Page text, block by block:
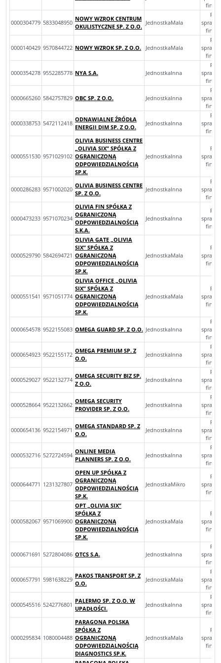
0000304779 5833048950
NOWY WZROK CENTRUM
OKULISTYCZNE SP. Z O.O.
JednostkaMala
0000140429 9570844722 NOWY WZROK SP. Z O.O. JednostkaMala
0000354278 9552285778 NYA S.A. JednostkaInna
0000665260 5842757829 OBC SP. Z O.O. JednostkaInna
0000338753 5472112418
ODNAWIALNE ŹRÓDŁA
ENERGII DIM SP. Z O.O.
JednostkaInna
0000551530 9571029102
OLIVIA BUSINESS CENTRE
„OLIVIA SIX” SPÓŁKA Z
OGRANICZONĄ
ODPOWIEDZIALNOŚCIĄ
SP.K.
JednostkaInna
0000286283 9571002020
OLIVIA BUSINESS CENTRE
SP. Z O.O.
JednostkaInna
0000473233 9571070234
OLIVIA FIN SPÓŁKA Z
OGRANICZONĄ
ODPOWIEDZIALNOŚCIĄ
S.K.A.
JednostkaInna
0000529790 5842694721
OLIVIA GATE „OLIVIA
SIX” SPÓŁKA Z
OGRANICZONĄ
ODPOWIEDZIALNOŚCIĄ
SP.K.
JednostkaMala
0000551541 9571051774
OLIVIA OFFICE „OLIVIA
SIX” SPÓŁKA Z
OGRANICZONĄ
ODPOWIEDZIALNOŚCIĄ
SP.K.
JednostkaMala
0000654578 9522155083 OMEGA GUARD SP. Z O.O. JednostkaInna
0000654923 9522155172
OMEGA PREMIUM SP. Z
O.O.
JednostkaInna
0000529027 9522132774
OMEGA SECURITY BIZ SP.
Z O.O.
JednostkaInna
0000528664 9522132662
OMEGA SECURITY
PROVIDER SP. Z O.O.
JednostkaInna
0000654136 9522154971
OMEGA STANDARD SP. Z
O.O.
JednostkaInna
0000532716 5272724594
ONLINE MEDIA
PLANNERS SP. Z O.O.
JednostkaInna
0000644771 1231327807
OPEN UP SPÓŁKA Z
OGRANICZONĄ
ODPOWIEDZIALNOŚCIĄ
SP.K.
JednostkaMikro
0000582067 9571069900
OPT „OLIVIA SIX”
SPÓŁKA Z
OGRANICZONĄ
ODPOWIEDZIALNOŚCIĄ
SP.K.
JednostkaMala
0000671691 5272804086 OTCS S.A. JednostkaInna
0000657791 5981638229
PAKOS TRANSPORT SP. Z
O.O.
JednostkaMala
0000545516 5242776801
PALERMO SP. Z O.O. W
UPADŁOŚCI.
JednostkaInna
0000295834 1080004488
PARAGONA POLSKA
SPÓŁKA Z
OGRANICZONĄ
ODPOWIEDZIALNOŚCIĄ
DIAGNOSTICS SP.K.
JednostkaMala